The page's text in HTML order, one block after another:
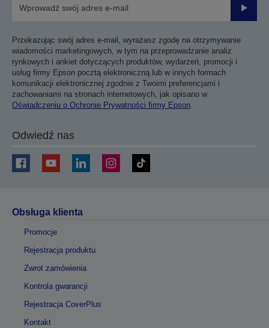
Przekazując swój adres e-mail, wyrażasz zgodę na otrzymywanie
wiadomości marketingowych, w tym na przeprowadzanie analiz
rynkowych i ankiet dotyczących produktów, wydarzeń, promocji i
usług firmy Epson pocztą elektroniczną lub w innych formach
komunikacji elektronicznej zgodnie z Twoimi preferencjami i
zachowaniami na stronach internetowych, jak opisano w
Oświadczeniu o Ochronie Prywatności firmy Epson.
Odwiedź nas
Obsługa klienta
Promocje
Rejestracja produktu
Zwrot zamówienia
Kontrola gwarancji
Rejestracja CoverPlus
Kontakt